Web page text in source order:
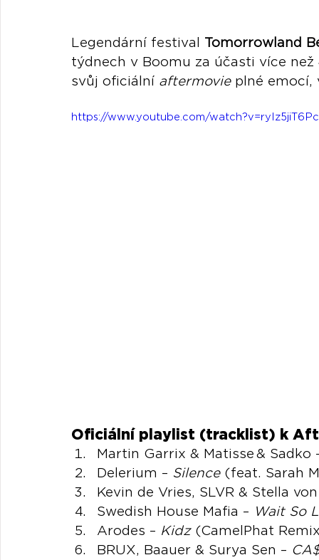
Legendární festival Tomorrowland
týdnech v Boomu za účasti více než
svůj oficiální aftermovie plné emocí,
https://www.youtube.com/watch?v=ryIz5jiT6Pc
Oficiální playlist (tracklist) k
Martin Garrix & Matisse & Sadko
Delerium – Silence (feat. Sarah
Kevin de Vries, SLVR & Stella
Swedish House Mafia – Wait So
Arodes – Kidz (CamelPhat
BRUX, Baauer & Surya Sen –